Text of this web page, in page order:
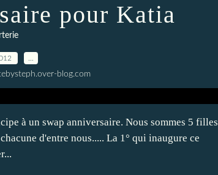
pour Katia
blog.com
à un swap anniversaire. Nous sommes 5 filles
d'entre nous..... La 1° qui inaugure ce